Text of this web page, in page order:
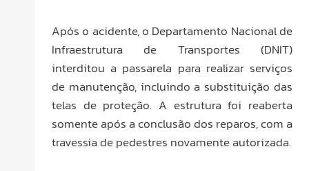
Após o acidente, o Departamento Nacional de
Infraestrutura de Transportes (DNIT)
interditou a passarela para realizar serviços
de manutenção, incluindo a substituição das
telas de proteção. A estrutura foi reaberta
somente após a conclusão dos reparos, com a
travessia de pedestres novamente autorizada.